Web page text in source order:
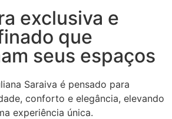
exclusiva e
que
seus espaços
Saraiva é pensado para
conforto e elegância, elevando
experiência única.